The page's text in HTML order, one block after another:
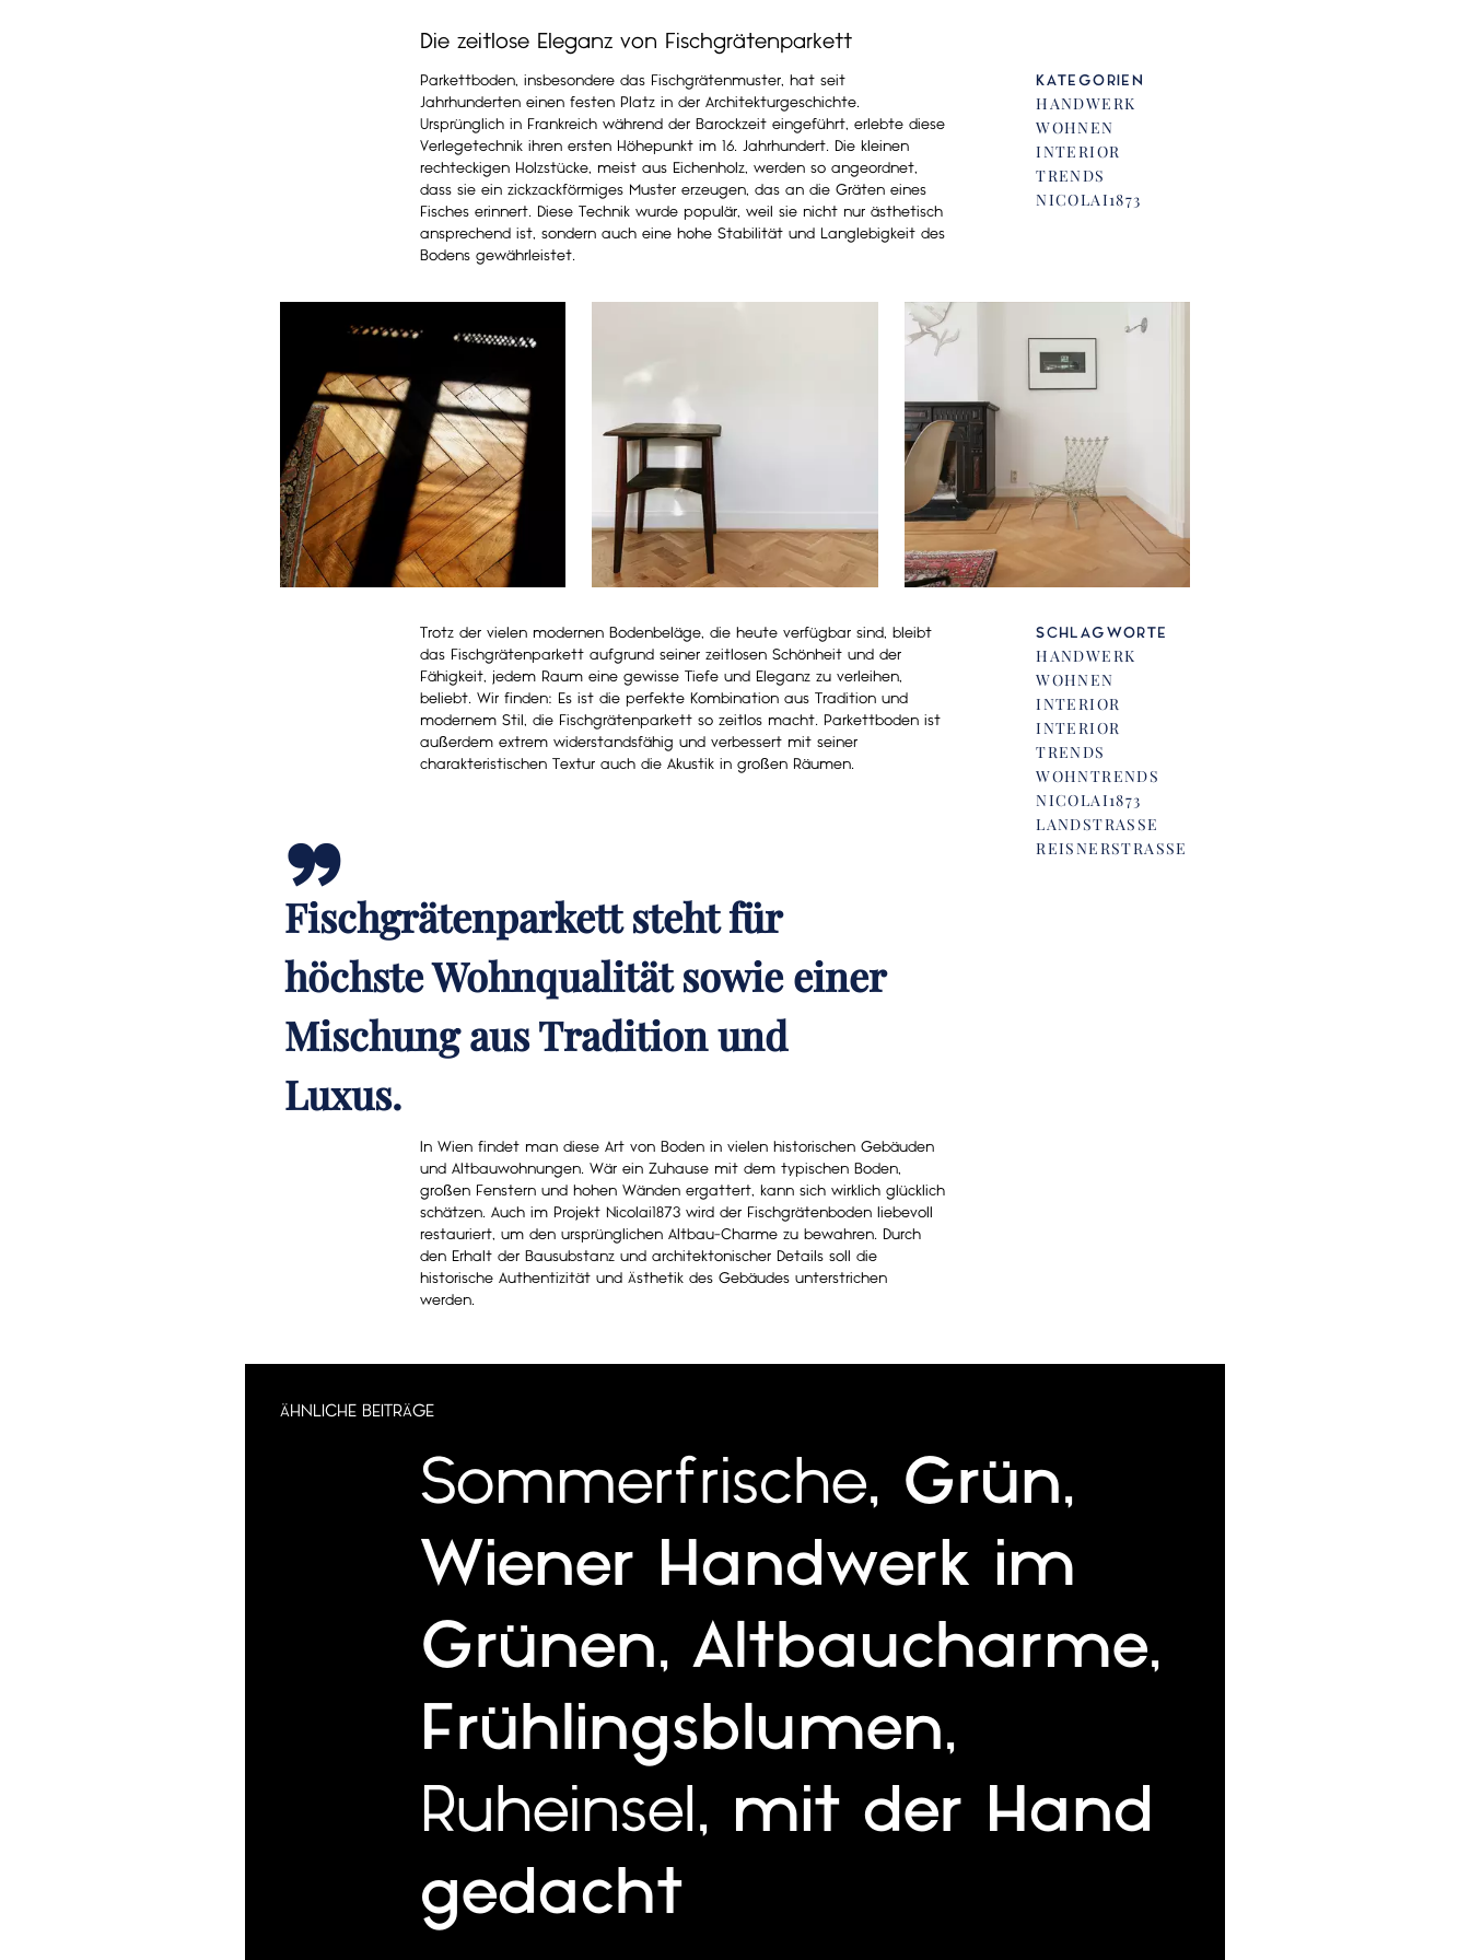
Die zeitlose Eleganz von Fischgrätenparkett
Parkettboden, insbesondere das Fischgrätenmuster, hat seit
Jahrhunderten einen festen Platz in der Architekturgeschichte.
Ursprünglich in Frankreich während der Barockzeit eingeführt, erlebte diese
Verlegetechnik ihren ersten Höhepunkt im 16. Jahrhundert. Die kleinen
rechteckigen Holzstücke, meist aus Eichenholz, werden so angeordnet,
dass sie ein zickzackförmiges Muster erzeugen, das an die Gräten eines
Fisches erinnert. Diese Technik wurde populär, weil sie nicht nur ästhetisch
ansprechend ist, sondern auch eine hohe Stabilität und Langlebigkeit des
Bodens gewährleistet.
KATEGORIEN
HANDWERK
WOHNEN
INTERIOR
TRENDS
NICOLAI1873
Trotz der vielen modernen Bodenbeläge, die heute verfügbar sind, bleibt
das Fischgrätenparkett aufgrund seiner zeitlosen Schönheit und der
Fähigkeit, jedem Raum eine gewisse Tiefe und Eleganz zu verleihen,
beliebt. Wir finden: Es ist die perfekte Kombination aus Tradition und
modernem Stil, die Fischgrätenparkett so zeitlos macht. Parkettboden ist
außerdem extrem widerstandsfähig und verbessert mit seiner
charakteristischen Textur auch die Akustik in großen Räumen.
SCHLAGWORTE
HANDWERK
WOHNEN
INTERIOR
INTERIOR
TRENDS
WOHNTRENDS
NICOLAI1873
LANDSTRASSE
REISNERSTRASSE
„
Fischgrätenparkett steht für
höchste Wohnqualität sowie einer
Mischung aus Tradition und
Luxus.
In Wien findet man diese Art von Boden in vielen historischen Gebäuden
und Altbauwohnungen. Wär ein Zuhause mit dem typischen Boden,
großen Fenstern und hohen Wänden ergattert, kann sich wirklich glücklich
schätzen. Auch im Projekt Nicolai1873 wird der Fischgrätenboden liebevoll
restauriert, um den ursprünglichen Altbau-Charme zu bewahren. Durch
den Erhalt der Bausubstanz und architektonischer Details soll die
historische Authentizität und Ästhetik des Gebäudes unterstrichen
werden.
ÄHNLICHE BEITRÄGE
Sommerfrische, Grün,
Wiener Handwerk im
Grünen, Altbaucharme,
Frühlingsblumen,
Ruheinsel , mit der Hand
gedacht